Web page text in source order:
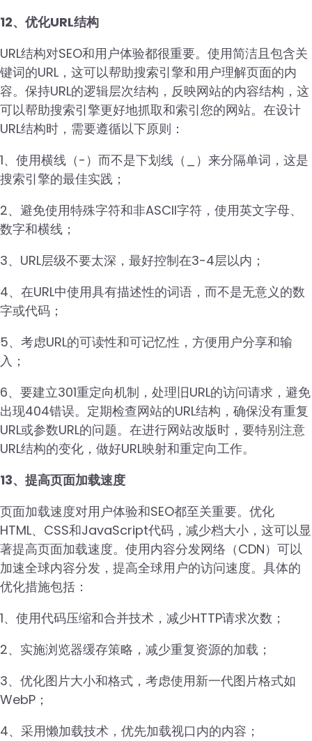
12、优化URL结构
URL结构对SEO和用户体验都很重要。使用简洁且包含关
键词的URL，这可以帮助搜索引擎和用户理解页面的内
容。保持URL的逻辑层次结构，反映网站的内容结构，这
可以帮助搜索引擎更好地抓取和索引您的网站。在设计
URL结构时，需要遵循以下原则：
1、使用横线（-）而不是下划线（_）来分隔单词，这是
搜索引擎的最佳实践；
2、避免使用特殊字符和非ASCII字符，使用英文字母、
数字和横线；
3、URL层级不要太深，最好控制在3-4层以内；
4、在URL中使用具有描述性的词语，而不是无意义的数
字或代码；
5、考虑URL的可读性和可记忆性，方便用户分享和输
入；
6、要建立301重定向机制，处理旧URL的访问请求，避免
出现404错误。定期检查网站的URL结构，确保没有重复
URL或参数URL的问题。在进行网站改版时，要特别注意
URL结构的变化，做好URL映射和重定向工作。
13、提高页面加载速度
页面加载速度对用户体验和SEO都至关重要。优化
HTML、CSS和JavaScript代码，减少档大小，这可以显
著提高页面加载速度。使用内容分发网络（CDN）可以
加速全球内容分发，提高全球用户的访问速度。具体的
优化措施包括：
1、使用代码压缩和合并技术，减少HTTP请求次数；
2、实施浏览器缓存策略，减少重复资源的加载；
3、优化图片大小和格式，考虑使用新一代图片格式如
WebP；
4、采用懒加载技术，优先加载视口内的内容；